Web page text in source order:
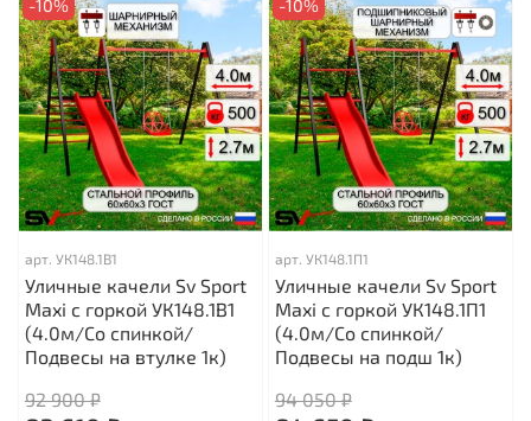
-10%
арт. УК148.1В1
Уличные качели Sv Sport
Maxi с горкой УК148.1В1
(4.0м/Со спинкой/
Подвесы на втулке 1к)
92 900 ₽
-10%
арт. УК148.1П1
Уличные качели Sv Sport
Maxi с горкой УК148.1П1
(4.0м/Со спинкой/
Подвесы на подш 1к)
94 050 ₽